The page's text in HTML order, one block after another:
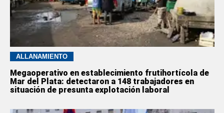
ALLANAMIENTO
Megaoperativo en establecimiento frutihortícola de
Mar del Plata: detectaron a 148 trabajadores en
situación de presunta explotación laboral